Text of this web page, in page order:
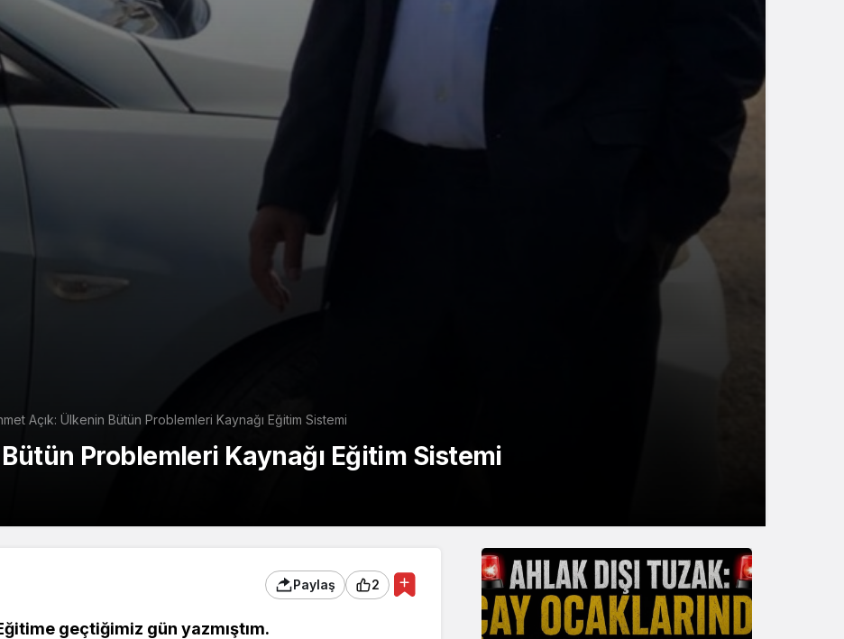
Açık: Ülkenin Bütün Problemleri Kaynağı Eğitim Sistemi
Problemleri Kaynağı Eğitim Sistemi
Paylaş 2
geçtiğimiz gün yazmıştım.